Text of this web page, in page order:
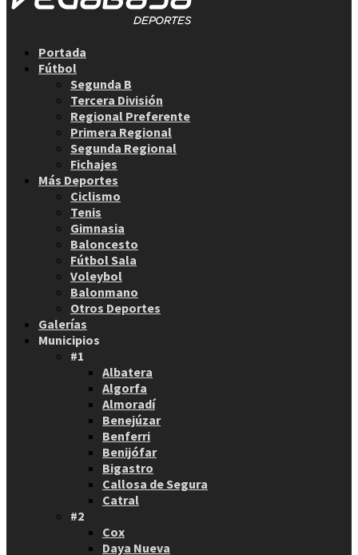
Portada
Fútbol
Segunda B
Tercera División
Regional Preferente
Primera Regional
Segunda Regional
Fichajes
Más Deportes
Ciclismo
Tenis
Gimnasia
Baloncesto
Fútbol Sala
Voleybol
Balonmano
Otros Deportes
Galerías
Municipios
#1
Albatera
Algorfa
Almoradí
Benejúzar
Benferri
Benijófar
Bigastro
Callosa de Segura
Catral
#2
Cox
Daya Nueva